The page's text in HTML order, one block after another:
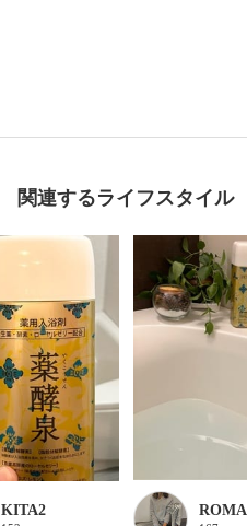
関連するライフスタイル
KITA2 ROMA